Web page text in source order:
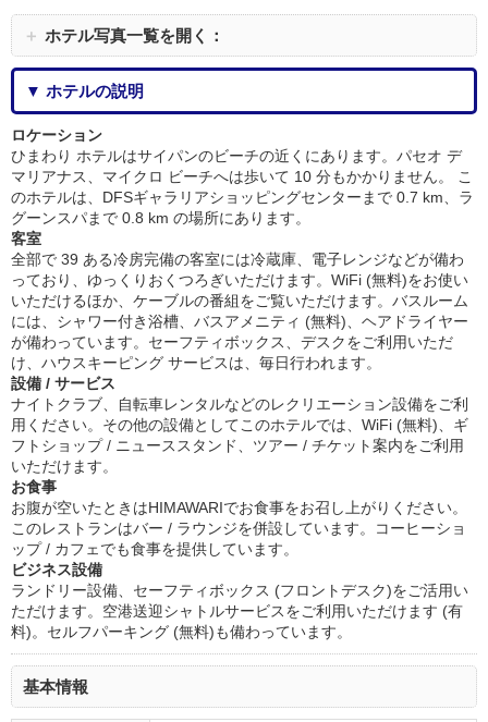
＋ ホテル写真一覧を開く：
▼ ホテルの説明
ロケーション
ひまわり ホテルはサイパンのビーチの近くにあります。パセオ デ
マリアナス、マイクロ ビーチへは歩いて 10 分もかかりません。 こ
のホテルは、DFSギャラリアショッピングセンターまで 0.7 km、ラ
グーンスパまで 0.8 km の場所にあります。
客室
全部で 39 ある冷房完備の客室には冷蔵庫、電子レンジなどが備わ
っており、ゆっくりおくつろぎいただけます。WiFi (無料)をお使い
いただけるほか、ケーブルの番組をご覧いただけます。バスルーム
には、シャワー付き浴槽、バスアメニティ (無料)、ヘアドライヤー
が備わっています。セーフティボックス、デスクをご利用いただ
け、ハウスキーピング サービスは、毎日行われます。
設備 / サービス
ナイトクラブ、自転車レンタルなどのレクリエーション設備をご利
用ください。その他の設備としてこのホテルでは、WiFi (無料)、ギ
フトショップ / ニューススタンド、ツアー / チケット案内をご利用
いただけます。
お食事
お腹が空いたときはHIMAWARIでお食事をお召し上がりください。
このレストランはバー / ラウンジを併設しています。コーヒーショ
ップ / カフェでも食事を提供しています。
ビジネス設備
ランドリー設備、セーフティボックス (フロントデスク)をご活用い
ただけます。空港送迎シャトルサービスをご利用いただけます (有
料)。セルフパーキング (無料)も備わっています。
基本情報